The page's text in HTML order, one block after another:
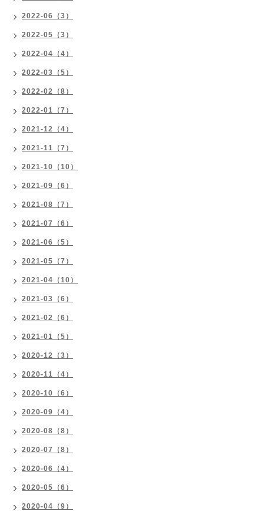
2022-06（3）
2022-05（3）
2022-04（4）
2022-03（5）
2022-02（8）
2022-01（7）
2021-12（4）
2021-11（7）
2021-10（10）
2021-09（6）
2021-08（7）
2021-07（6）
2021-06（5）
2021-05（7）
2021-04（10）
2021-03（6）
2021-02（6）
2021-01（5）
2020-12（3）
2020-11（4）
2020-10（6）
2020-09（4）
2020-08（8）
2020-07（8）
2020-06（4）
2020-05（6）
2020-04（9）